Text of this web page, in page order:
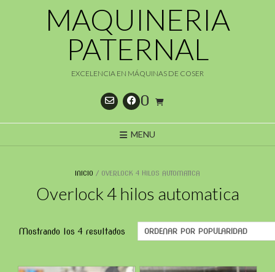
MAQUINERIA
PATERNAL
EXCELENCIA EN MÁQUINAS DE COSER
0
MENU
INICIO / OVERLOCK 4 HILOS AUTOMATICA
Overlock 4 hilos automatica
Mostrando los 4 resultados Ordenado